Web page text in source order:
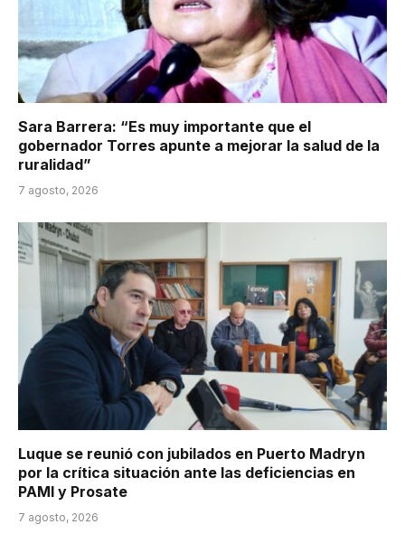
Sara Barrera: “Es muy importante que el
gobernador Torres apunte a mejorar la salud de la
ruralidad”
7 agosto, 2026
Luque se reunió con jubilados en Puerto Madryn
por la crítica situación ante las deficiencias en
PAMI y Prosate
7 agosto, 2026